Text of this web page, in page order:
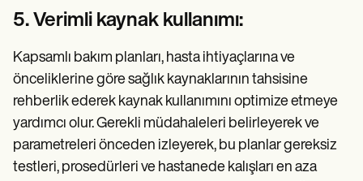
5. Verimli kaynak kullanımı:
Kapsamlı bakım planları, hasta ihtiyaçlarına ve
önceliklerine göre sağlık kaynaklarının tahsisine
rehberlik ederek kaynak kullanımını optimize etmeye
yardımcı olur. Gerekli müdahaleleri belirleyerek ve
parametreleri önceden izleyerek, bu planlar gereksiz
testleri, prosedürleri ve hastanede kalışları en aza